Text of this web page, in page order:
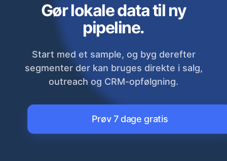
Gør lokale data til ny
pipeline.
Start med et sample, og byg derefter
segmenter der kan bruges direkte i salg,
outreach og CRM-opfølgning.
Prøv 7 dage gratis